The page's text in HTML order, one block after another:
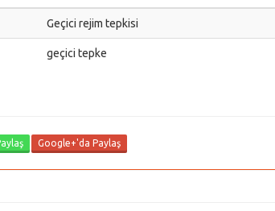
Geçici rejim tepkisi
geçici tepke
Google+'da Paylaş